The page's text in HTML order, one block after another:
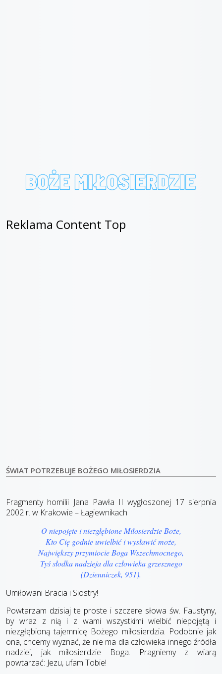
Reklama Content Top
ŚWIAT POTRZEBUJE BOŻEGO MIŁOSIERDZIA
Fragmenty homilii Jana Pawła II wygłoszonej 17 sierpnia
2002 r. w Krakowie – Łagiewnikach
O niepojęte i niezgłębione Miłosierdzie Boże,
Kto Cię godnie uwielbić i wysławić może,
Największy przymiocie Boga Wszechmocnego,
Tyś słodka nadzieja dla człowieka grzesznego
(Dzienniczek, 951).
Umiłowani Bracia i Siostry!
Powtarzam dzisiaj te proste i szczere słowa św. Faustyny,
by wraz z nią i z wami wszystkimi wielbić niepojętą i
niezgłębioną tajemnicę Bożego miłosierdzia. Podobnie jak
ona, chcemy wyznać, że nie ma dla człowieka innego źródła
nadziei, jak miłosierdzie Boga. Pragniemy z wiarą
powtarzać: Jezu, ufam Tobie!